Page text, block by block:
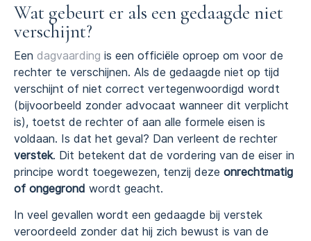
Wat gebeurt er als een gedaagde niet
verschijnt?
Een dagvaarding is een officiële oproep om voor de
rechter te verschijnen. Als de gedaagde niet op tijd
verschijnt of niet correct vertegenwoordigd wordt
(bijvoorbeeld zonder advocaat wanneer dit verplicht
is), toetst de rechter of aan alle formele eisen is
voldaan. Is dat het geval? Dan verleent de rechter
verstek. Dit betekent dat de vordering van de eiser in
principe wordt toegewezen, tenzij deze onrechtmatig
of ongegrond wordt geacht.
In veel gevallen wordt een gedaagde bij verstek
veroordeeld zonder dat hij zich bewust is van de